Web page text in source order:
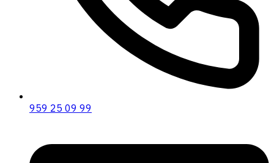
959 25 09 99